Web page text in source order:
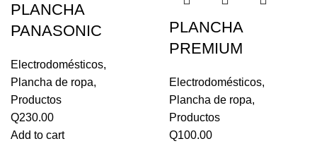
PLANCHA
PANASONIC
Electrodomésticos,
Plancha de ropa,
Productos
Q230.00
Add to cart
PLANCHA
PREMIUM
Electrodomésticos,
Plancha de ropa,
Productos
Q100.00